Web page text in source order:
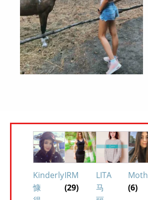
Kinderly
慷
IRM
(29)
LITA
马
(6)